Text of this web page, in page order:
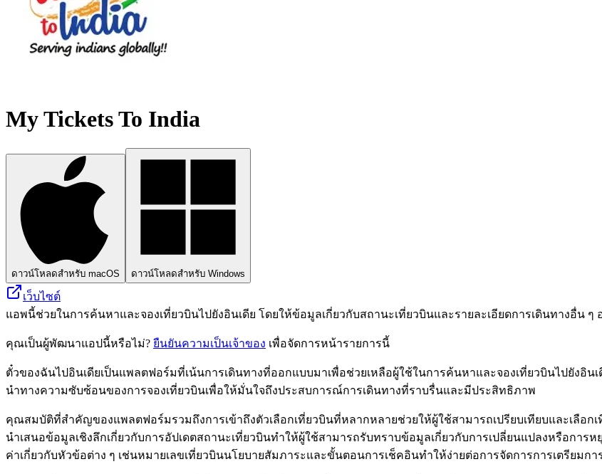
My Tickets To India
ดาวน์โหลดสำหรับ macOS ดาวน์โหลดสำหรับ Windows
เว็บไซต์
แอพนี้ช่วยในการค้นหาและจองเที่ยวบินไปยังอินเดีย โดยให้ข้อมูลเกี่ยวกับสถานะเที่ยวบินและรายละเอียดการเดินทางอื่น ๆ
คุณเป็นผู้พัฒนาแอปนี้หรือไม่? ยืนยันความเป็นเจ้าของ เพื่อจัดการหน้ารายการนี้
ตั๋วของฉันไปอินเดียเป็นแพลตฟอร์มที่เน้นการเดินทางที่ออกแบบมาเพื่อช่วยเหลือผู้ใช้ในการค้นหาและจองเที่ยวบินไปยังอิ
นำทางความซับซ้อนของการจองเที่ยวบินเพื่อให้มั่นใจถึงประสบการณ์การเดินทางที่ราบรื่นและมีประสิทธิภาพ
คุณสมบัติที่สำคัญของแพลตฟอร์มรวมถึงการเข้าถึงตัวเลือกเที่ยวบินที่หลากหลายช่วยให้ผู้ใช้สามารถเปรียบเทียบและเลือ
นำเสนอข้อมูลเชิงลึกเกี่ยวกับการอัปเดตสถานะเที่ยวบินทำให้ผู้ใช้สามารถรับทราบข้อมูลเกี่ยวกับการเปลี่ยนแปลงหรือกา
ค่าเกี่ยวกับหัวข้อต่าง ๆ เช่นหมายเลขเที่ยวบินนโยบายสัมภาระและขั้นตอนการเช็คอินทำให้ง่ายต่อการจัดการการเตรียมกา